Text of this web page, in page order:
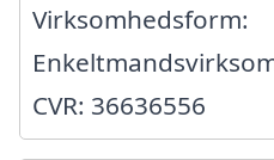
Virksomhedsform:
CVR: 36636556